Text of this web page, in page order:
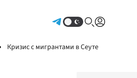
Кризис с мигрантами в Сеуте